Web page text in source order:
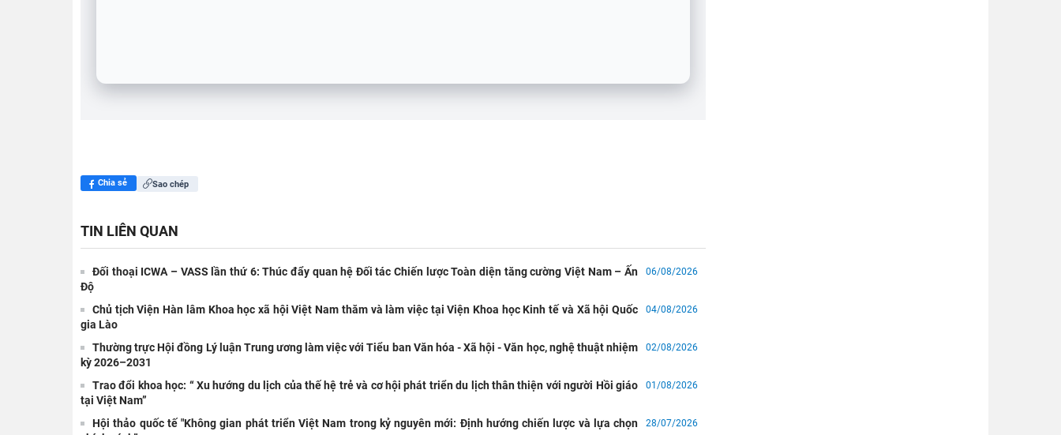
Chia sẻ Sao chép
TIN LIÊN QUAN
Đối thoại ICWA – VASS lần thứ 6: Thúc đẩy quan hệ Đối tác Chiến lược Toàn diện tăng cường Việt Nam – Ấn
Độ
06/08/2026
Chủ tịch Viện Hàn lâm Khoa học xã hội Việt Nam thăm và làm việc tại Viện Khoa học Kinh tế và Xã hội Quốc
gia Lào
04/08/2026
Thường trực Hội đồng Lý luận Trung ương làm việc với Tiểu ban Văn hóa - Xã hội - Văn học, nghệ thuật nhiệm
kỳ 2026–2031
02/08/2026
Trao đổi khoa học: “ Xu hướng du lịch của thế hệ trẻ và cơ hội phát triển du lịch thân thiện với người Hồi giáo
tại Việt Nam”
01/08/2026
Hội thảo quốc tế "Không gian phát triển Việt Nam trong kỷ nguyên mới: Định hướng chiến lược và lựa chọn
28/07/2026